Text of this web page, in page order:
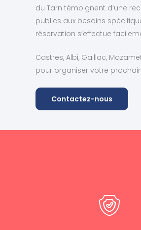
du Tarn témoignent d’une
publics aux besoins
réservation s’effectue
Castres, Albi, Gaillac,
pour organiser votre
Contactez-nous